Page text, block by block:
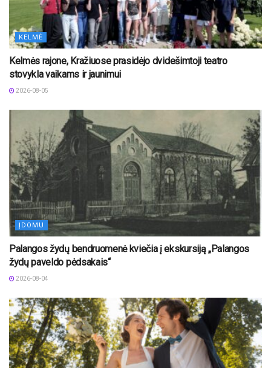
KELMĖ
Kelmės rajone, Kražiuose prasidėjo dvidešimtoji teatro
stovykla vaikams ir jaunimui
2026-08-05
ĮDOMU
Palangos žydų bendruomenė kviečia į ekskursiją „Palangos
žydų paveldo pėdsakais“
2026-08-04